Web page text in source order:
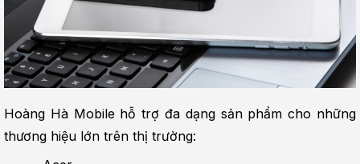
Hoàng Hà Mobile hỗ trợ đa dạng sản phẩm cho những
thương hiệu lớn trên thị trường: